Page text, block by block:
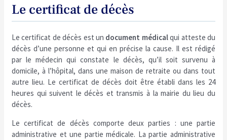
Le certificat de décès
Le certificat de décès est un document médicalqui atteste du
décès d’une personne et qui en précise la cause. Il est rédigé
par le médecin qui constate le décès, qu’il soit survenu à
domicile, à l’hôpital, dans une maison de retraite ou dans tout
autre lieu. Le certificat de décès doit être établi dans les 24
heures qui suivent le décès et transmis à la mairie du lieu du
décès.
Le certificat de décès comporte deux parties : une partie
administrative et une partie médicale. La partie administrative